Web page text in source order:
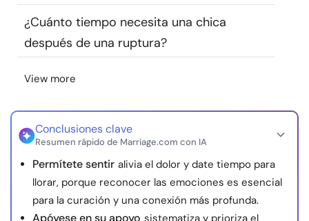
Sobre nosotros Contáctanos Escríbenos
nosotros
© Copyright 2026. Todos los derechos reservados.
¿Cuánto tiempo necesita una chica
después de una ruptura?
View more
Conclusiones clave
Resumen rápido de Marriage.com con IA
Permítete sentir alivia el dolor y date tiempo para
llorar, porque reconocer las emociones es esencial
para la curación y una conexión más profunda.
Apóyese en su apoyo